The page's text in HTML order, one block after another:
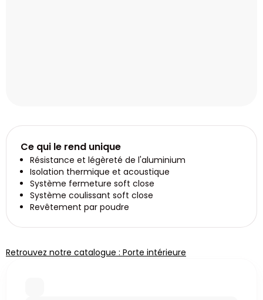
Ce qui le rend unique
Résistance et légèreté de l'aluminium
Isolation thermique et acoustique
Système fermeture soft close
Système coulissant soft close
Revêtement par poudre
Retrouvez notre catalogue : Porte intérieure